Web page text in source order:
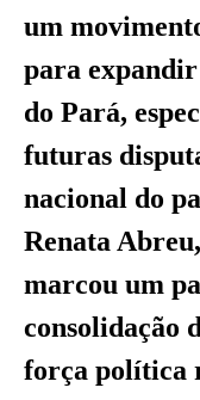
um
para
do Pará,
futuras
nacional do
Renata
marcou um
consolidação
força política